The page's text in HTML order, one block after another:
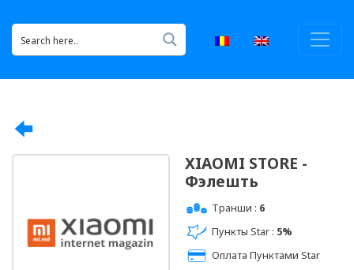
XIAOMI STORE -
Фэлешть
Транши : 6
Пункты Star : 5%
Оплата Пунктами Star